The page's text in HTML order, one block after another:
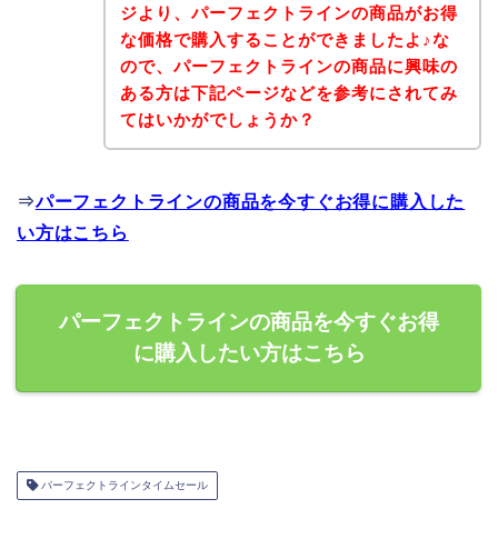
ジより、パーフェクトラインの商品がお得
な価格で購入することができましたよ♪な
ので、パーフェクトラインの商品に興味の
ある方は下記ページなどを参考にされてみ
てはいかがでしょうか？
⇒パーフェクトラインの商品を今すぐお得に購入した
い方はこちら
パーフェクトラインの商品を今すぐお得
に購入したい方はこちら
パーフェクトラインタイムセール